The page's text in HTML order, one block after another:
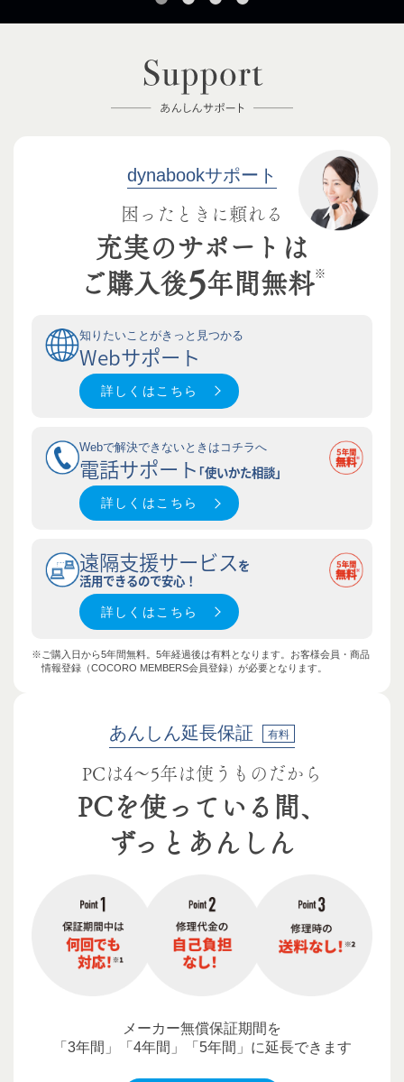
dynabookサポート
困ったときに頼れる
充実のサポートは
ご購入後5年間無料※
知りたいことがきっと見つかる
Webサポート
詳しくはこちら
Webで解決できないときはコチラへ
電話サポート ｢使いかた相談｣
詳しくはこちら
遠隔支援サービスを
活用できるので安心！
詳しくはこちら
※ご購入日から5年間無料。5年経過後は有料となります。お客様会員・商品
情報登録（COCORO MEMBERS会員登録）が必要となります。
あんしん延長保証 有料
PCは4～5年は使うものだから
PCを使っている間、
ずっとあんしん
メーカー無償保証期間を
「3年間」「4年間」「5年間」に延長できます